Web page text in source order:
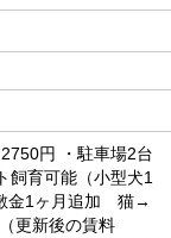
円
・駐車場2台
飼育可能（小型犬1
金1ヶ月追加 猫→
更新後の賃料